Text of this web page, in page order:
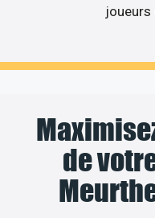
joueurs
de